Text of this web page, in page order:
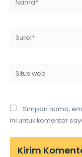
Surel*
Simpan nama,
ini untuk komentar